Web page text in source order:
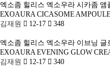
엑소좀 힐리스 엑소우라 시카좀 앰
EXOAURA CICASOME AMPOULE
김재원
12-17 348
엑소좀 힐리스 엑소우라 이브닝 글
EXOAURA EVENING GLOW
김재원
12-17 340